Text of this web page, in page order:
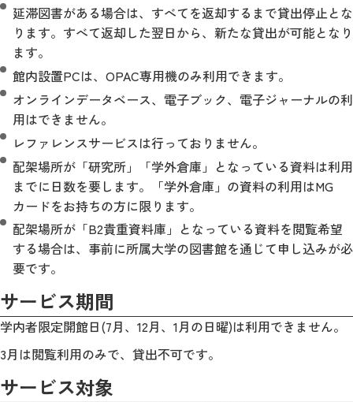
延滞図書がある場合は、すべてを返却するまで貸出停止とな
ります。すべて返却した翌日から、新たな貸出が可能となり
ます。
館内設置PCは、OPAC専用機のみ利用できます。
オンラインデータベース、電子ブック、電子ジャーナルの利
用はできません。
レファレンスサービスは行っておりません。
配架場所が「研究所」「学外倉庫」となっている資料は利用
までに日数を要します。「学外倉庫」の資料の利用はMG
カードをお持ちの方に限ります。
配架場所が「B2貴重資料庫」となっている資料を閲覧希望
する場合は、事前に所属大学の図書館を通じて申し込みが必
要です。
サービス期間
学内者限定開館日(7月、12月、1月の日曜)は利用できません。
3月は閲覧利用のみで、貸出不可です。
サービス対象